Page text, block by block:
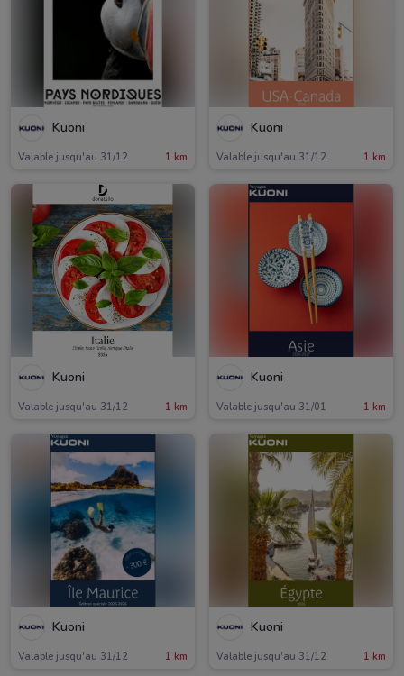
Kuoni
Valable jusqu'au 31/12 1 km
Kuoni
Valable jusqu'au 31/12 1 km
Kuoni
Valable jusqu'au 31/12 1 km
Kuoni
Valable jusqu'au 31/01 1 km
Kuoni
Valable jusqu'au 31/12 1 km
Kuoni
Valable jusqu'au 31/12 1 km